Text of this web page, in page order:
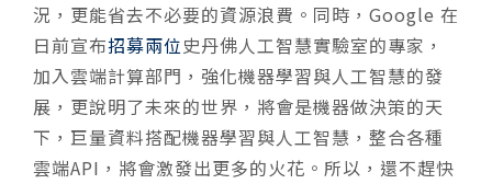
況，更能省去不必要的資源浪費。同時，Google 在
日前宣布招募兩位史丹佛人工智慧實驗室的專家，
加入雲端計算部門，強化機器學習與人工智慧的發
展，更說明了未來的世界，將會是機器做決策的天
下，巨量資料搭配機器學習與人工智慧，整合各種
雲端API，將會激發出更多的火花。所以，還不趕快